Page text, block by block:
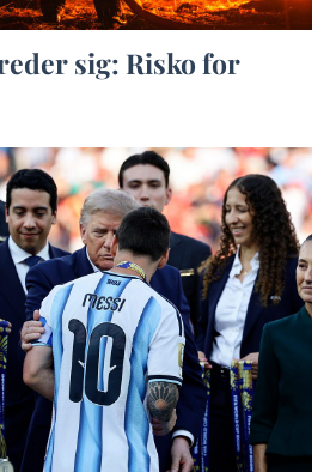
sig: Risko for